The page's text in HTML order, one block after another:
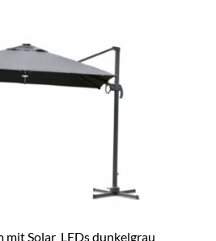
Solar_LEDs dunkelgrau